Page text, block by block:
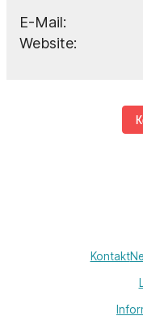
E-Mail:
Website:
Kontakt